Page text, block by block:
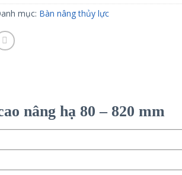
mục: Bàn nâng thủy lực
nâng hạ 80 – 820 mm